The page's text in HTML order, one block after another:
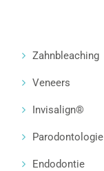
Zahnbleaching
Veneers
Invisalign®
Parodontologie
Endodontie